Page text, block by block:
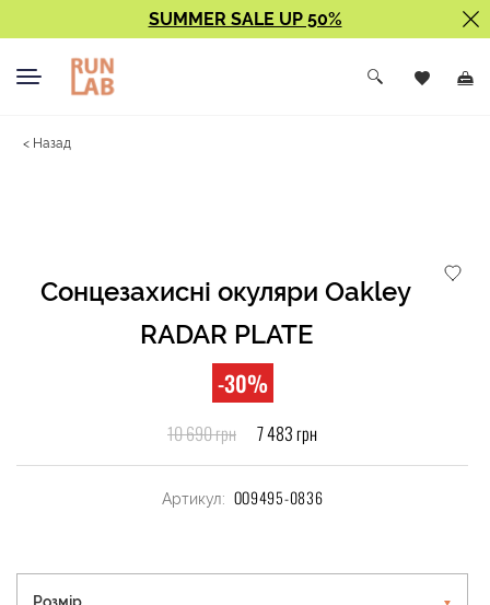
SUMMER SALE UP 50%
< Назад
Сонцезахисні окуляри Oakley
RADAR PLATE
-30%
10 690 грн 7 483 грн
Артикул: OO9495-0836